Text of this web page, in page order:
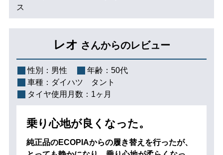
ス
レオ さんからのレビュー
性別： 男性 年齢： 50代
車種： ダイハツ タント
タイヤ使用月数： 1ヶ月
乗り心地が良くなった。
純正品のECOPIAからの履き替えを行ったが、